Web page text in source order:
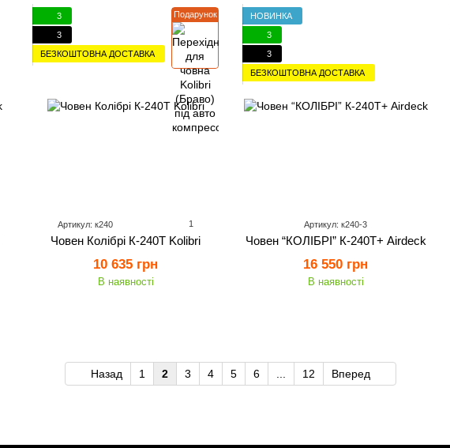
Подарунок
3
3
БЕЗКОШТОВНА ДОСТАВКА
Артикул: к240 1
Човен Колібрі К-240Т Kolibri
10 635 грн
В наявності
НОВИНКА
3
3
БЕЗКОШТОВНА ДОСТАВКА
Артикул: к240-3
Човен “КОЛІБРІ” К-240Т+ Airdeck
16 550 грн
В наявності
Назад 1 2 3 4 5 6 12 Вперед